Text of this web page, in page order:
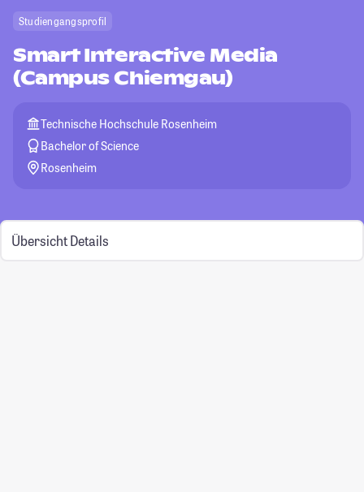
Studiengangsprofil
Smart Interactive Media
(Campus Chiemgau)
Technische Hochschule Rosenheim
Bachelor of Science
Rosenheim
Übersicht Details